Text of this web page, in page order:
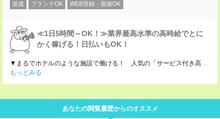
派遣 ブランクOK WEB登録・面接OK
≪1日5時間～OK！≫業界最高水準の高時給でとに
かく稼げる！日払いもOK！
▼まるでホテルのような施設で働ける！ 人気の「サービス付き高 ...
もっとみる
あなたの閲覧履歴からのオススメ